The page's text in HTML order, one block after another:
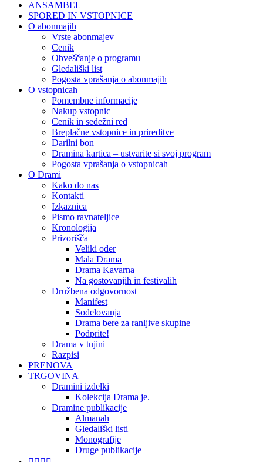
ANSAMBEL
SPORED IN VSTOPNICE
O abonmajih
Vrste abonmajev
Cenik
Obveščanje o programu
Gledališki list
Pogosta vprašanja o abonmajih
O vstopnicah
Pomembne informacije
Nakup vstopnic
Cenik in sedežni red
Breplačne vstopnice in prireditve
Darilni bon
Dramina kartica – ustvarite si svoj program
Pogosta vprašanja o vstopnicah
O Drami
Kako do nas
Kontakti
Izkaznica
Pismo ravnateljice
Kronologija
Prizorišča
Veliki oder
Mala Drama
Drama Kavarna
Na gostovanjih in festivalih
Družbena odgovornost
Manifest
Sodelovanja
Drama bere za ranljive skupine
Podprite!
Drama v tujini
Razpisi
PRENOVA
TRGOVINA
Dramini izdelki
Kolekcija Drama je.
Dramine publikacije
Almanah
Gledališki listi
Monografije
Druge publikacije